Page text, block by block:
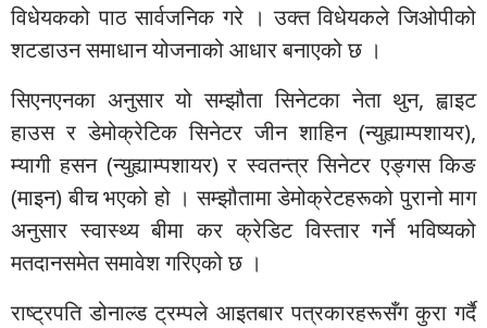
विधेयकको पाठ सार्वजनिक गरे । उक्त विधेयकले जिओपीको
शटडाउन समाधान योजनाको आधार बनाएको छ ।
सिएनएनका अनुसार यो सम्झौता सिनेटका नेता थुन, ह्वाइट
हाउस र डेमोक्रेटिक सिनेटर जीन शाहिन (न्युह्याम्पशायर),
म्यागी हसन (न्युह्याम्पशायर) र स्वतन्त्र सिनेटर एङ्गस किङ
(माइन) बीच भएको हो । सम्झौतामा डेमोक्रेटहरूको पुरानो माग
अनुसार स्वास्थ्य बीमा कर क्रेडिट विस्तार गर्ने भविष्यको
मतदानसमेत समावेश गरिएको छ ।
राष्ट्रपति डोनाल्ड ट्रम्पले आइतबार पत्रकारहरूसँग कुरा गर्दै